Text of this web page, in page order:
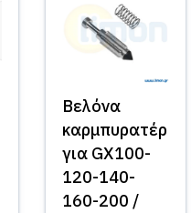
Βελόνα
καρμπυρατέρ
για GX100-
120-140-
160-200 /